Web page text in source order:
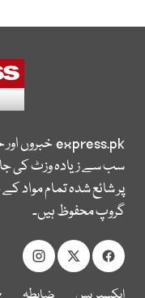
express.pkخبروں
سب سے زیادہ وزٹ کی
پر شائع شدہ تمام مواد
گروپ محفوظ ہیں۔